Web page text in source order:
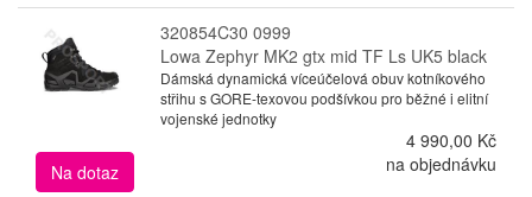
320854C30 0999
Lowa Zephyr MK2 gtx mid TF Ls UK5 black
Dámská dynamická víceúčelová obuv kotníkového
střihu s GORE-texovou podšívkou pro běžné i elitní
vojenské jednotky
4 990,00 Kč
Na dotaz
na objednávku